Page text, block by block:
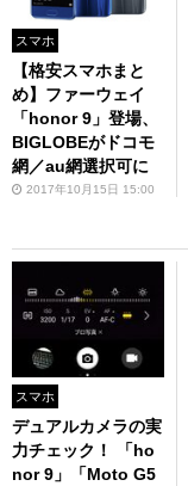
スマホ
【格安スマホまと
め】ファーウェイ
「honor 9」登場、
BIGLOBEがドコモ
網／au網選択可に
2017年10月15日 15:00
スマホ
デュアルカメラの実
力チェック！ 「ho
nor 9」「Moto G5